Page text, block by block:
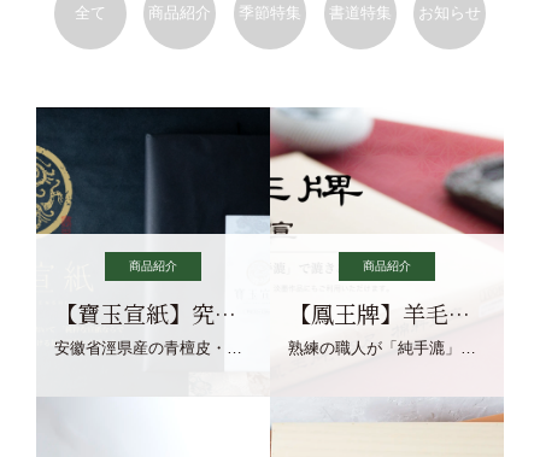
全て 商品紹介 季節特集 書道特集 お知らせ
商品紹介
【寶玉宣紙】究極の純粋な宣紙を目指す寶玉宣紙
安徽省涇県産の青檀皮・砂田稲藁・清らかな渓流水、熟練手漉き職人の卓越した手漉技術による最高級の純宣紙です。
商品紹介
【鳳王牌】羊毛筆×濃墨での揮毫に最適な宣紙系画仙紙
熟練の職人が「純手漉」で漉きあげる書画紙。宣紙を好まれるお客様向けの棉料単宣に漉きあげました。